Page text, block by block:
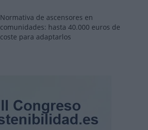
Normativa de ascensores en
comunidades: hasta 40.000 euros de
coste para adaptarlos